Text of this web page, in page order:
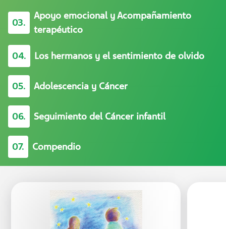
03.
Apoyo emocional y Acompañamiento
terapéutico
04. Los hermanos y el sentimiento de olvido
05. Adolescencia y Cáncer
06. Seguimiento del Cáncer infantil
07. Compendio